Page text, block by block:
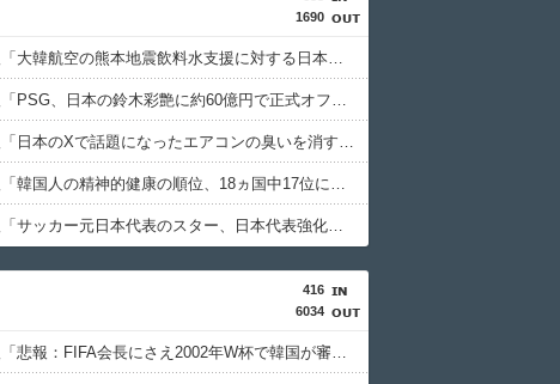
ハウメニージャパン
海外「日本から独立か？」茨城県が独自パスポート発行することに海外びっくり仰天！（海外の反応） 海外のお前ら
ガラパゴスジャパン
韓国人「悲報：サッカー協会の審判への性接待が事実の場合、国際試合の出場権を完全剥奪される模様…（ﾌﾞﾙﾌﾞﾙ」＝韓国の反応 海外トークログ
ガラパゴスジャパン
1690
韓国人「大韓航空の熊本地震飲料水支援に対する日本人の反応をご覧ください・・・」→「」
韓国人「PSG、日本の鈴木彩艶に約60億円で正式オファー・・・」→「あいつがそれほどなのか（ﾌﾞﾙﾌﾞﾙ）」「レギュラーとして出れるとは思わないけど、それでもやっぱり羨ましいね」
韓国人「日本のXで話題になったエアコンの臭いを消す方法をご覧ください」→「これマジ？」
韓国人「韓国人の精神的健康の順位、18ヵ国中17位に・・・」→「日本に勝った！！！！！」
韓国人「サッカー元日本代表のスター、日本代表強化策として“韓日定期戦”の復活を提案・・・」→「これはマジで良いと思う」「今すぐやったらガチでボコられるだろうね 10年後にやらないか？」「やめてくれ、勝っても負けても後味が悪い」
416
6034
韓国人「悲報：FIFA会長にさえ2002年W杯で韓国が審判を買収していたと思われていた模様…（ﾌﾞﾙﾌﾞﾙ」＝韓国の反応